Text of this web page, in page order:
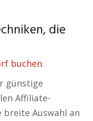
die
buchen.
günstige
Affiliate-
Auswahl an